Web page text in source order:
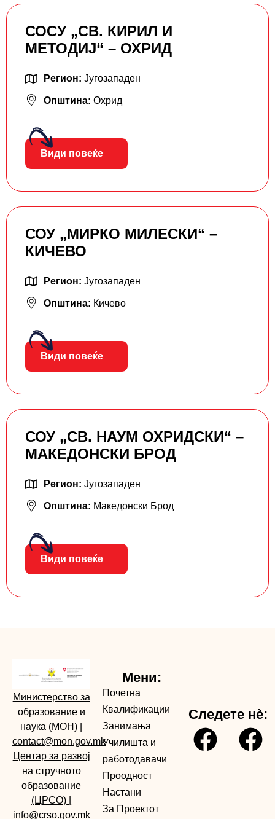
СОСУ „СВ. КИРИЛ И
МЕТОДИЈ“ – ОХРИД
Регион: Југозападен
Општина: Охрид
Види повеќе
СОУ „МИРКО МИЛЕСКИ“ –
КИЧЕВО
Регион: Југозападен
Општина: Кичево
Види повеќе
СОУ „СВ. НАУМ ОХРИДСКИ“ –
МАКЕДОНСКИ БРОД
Регион: Југозападен
Општина: Македонски Брод
Види повеќе
Министерство за
образование и
наука (МОН)
contact@mon.gov.mk
Центар за развој
на стручното
образование
(ЦРСО)
info@crso.gov.mk
Мени:
Почетна
Квалификации
Занимања
Училишта и
работодавачи
Проодност
Настани
За Проектот
Следете нè: